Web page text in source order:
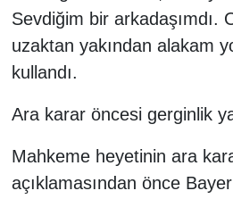
Sevdiğim bir arkadaşımdı.
uzaktan yakından alakam
kullandı.
Ara karar öncesi gerginlik
Mahkeme heyetinin ara
açıklamasından önce